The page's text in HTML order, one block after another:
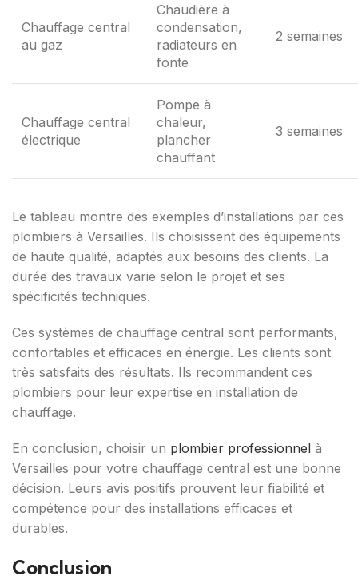
Chauffage central
au gaz
Chaudière à
condensation,
radiateurs en
fonte
2 semaines
Chauffage central
électrique
Pompe à
chaleur,
plancher
chauffant
3 semaines
Le tableau montre des exemples d’installations par ces
plombiers à Versailles. Ils choisissent des équipements
de haute qualité, adaptés aux besoins des clients. La
durée des travaux varie selon le projet et ses
spécificités techniques.
Ces systèmes de chauffage central sont performants,
confortables et efficaces en énergie. Les clients sont
très satisfaits des résultats. Ils recommandent ces
plombiers pour leur expertise en installation de
chauffage.
En conclusion, choisir un plombier professionnel à
Versailles pour votre chauffage central est une bonne
décision. Leurs avis positifs prouvent leur fiabilité et
compétence pour des installations efficaces et
durables.
Conclusion